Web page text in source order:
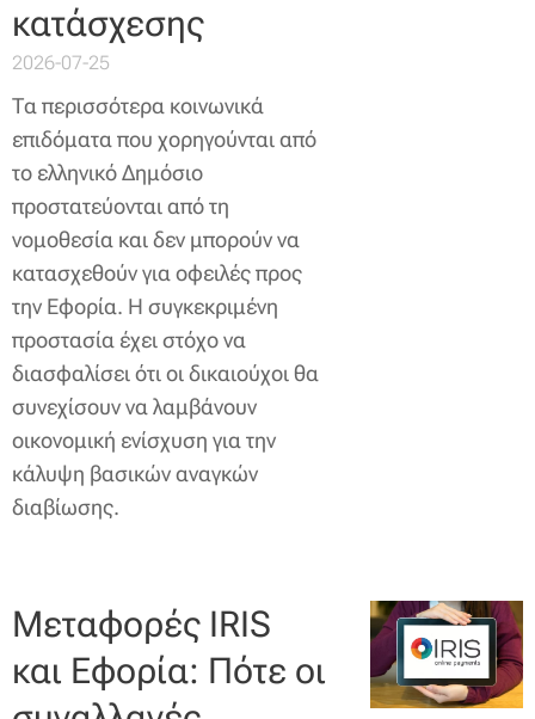
κατάσχεσης
2026-07-25
Τα περισσότερα κοινωνικά
επιδόματα που χορηγούνται από
το ελληνικό Δημόσιο
προστατεύονται από τη
νομοθεσία και δεν μπορούν να
κατασχεθούν για οφειλές προς
την Εφορία. Η συγκεκριμένη
προστασία έχει στόχο να
διασφαλίσει ότι οι δικαιούχοι θα
συνεχίσουν να λαμβάνουν
οικονομική ενίσχυση για την
κάλυψη βασικών αναγκών
διαβίωσης.
Μεταφορές IRIS
και Εφορία: Πότε οι